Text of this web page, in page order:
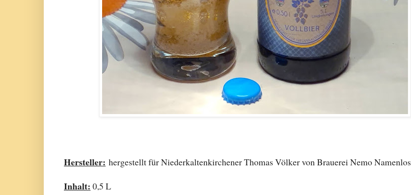
Hersteller: hergestellt für Niederkaltenkirchener Thomas Völker von Brauerei Nemo Namenlos
Inhalt: 0,5 L